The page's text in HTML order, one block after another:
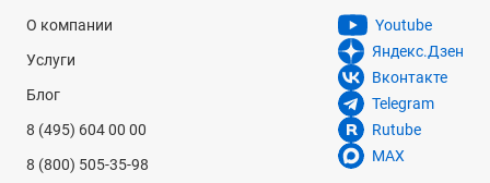
О компании
Услуги
Блог
8 (495) 604 00 00
8 (800) 505-35-98
Youtube
Яндекс.Дзен
Вконтакте
Telegram
Rutube
MAX